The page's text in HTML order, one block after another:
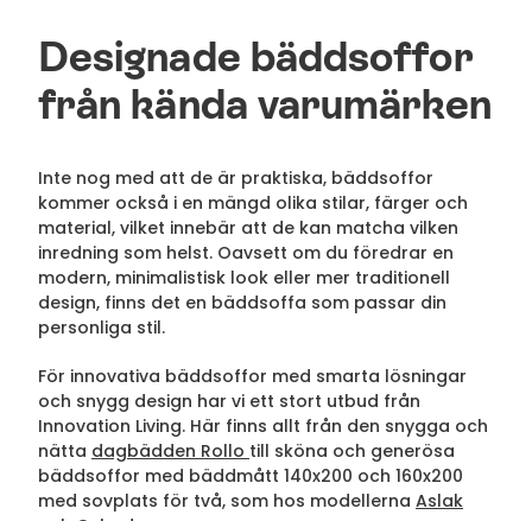
Designade bäddsoffor
från kända varumärken
Inte nog med att de är praktiska, bäddsoffor
kommer också i en mängd olika stilar, färger och
material, vilket innebär att de kan matcha vilken
inredning som helst. Oavsett om du föredrar en
modern, minimalistisk look eller mer traditionell
design, finns det en bäddsoffa som passar din
personliga stil.
För innovativa bäddsoffor med smarta lösningar
och snygg design har vi ett stort utbud från
Innovation Living. Här finns allt från den snygga och
nätta dagbädden Rollo till sköna och generösa
bäddsoffor med bäddmått 140x200 och 160x200
med sovplats för två, som hos modellerna Aslak